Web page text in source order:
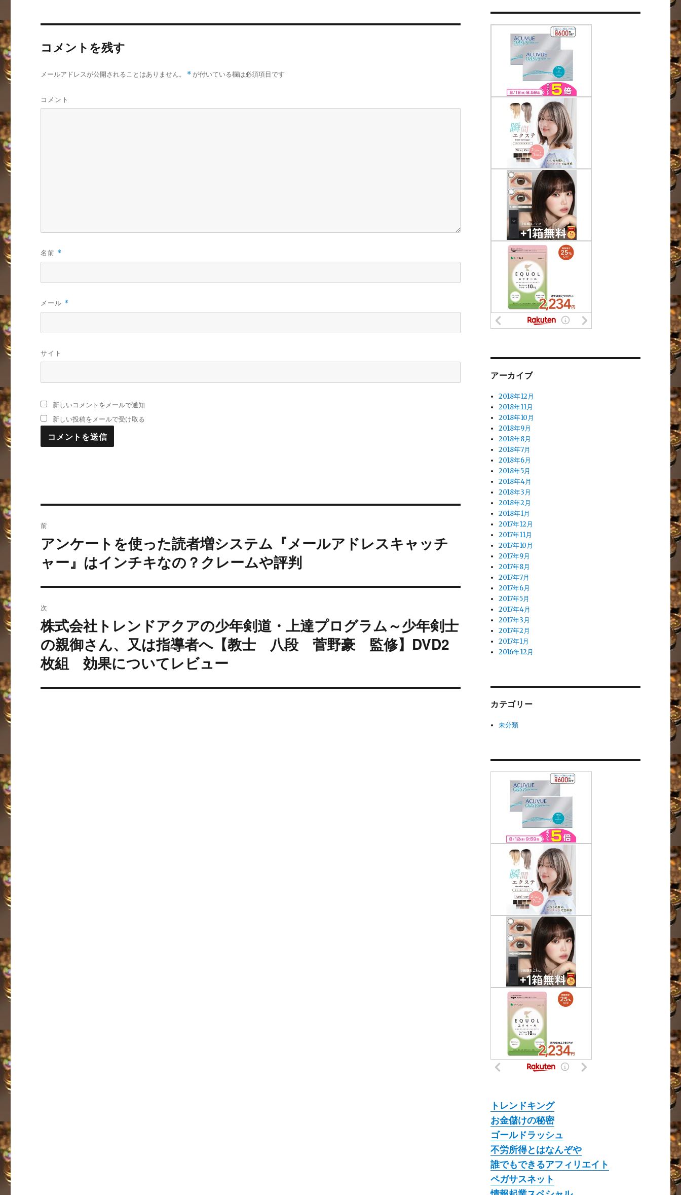
コメントを残す
メールアドレスが公開されることはありません。 * が付いている欄は必須項目です
コメント
名前 *
メール *
サイト
新しいコメントをメールで通知
新しい投稿をメールで受け取る
稿
ナ
ゲ
ー
シ
ョ
ン
前
過
の
投
アンケートを使った読者増システム『メールアドレスキャッチ
ャー』はインチキなの？クレームや評判
次
次
の
投
稿:
株式会社トレンドアクアの少年剣道・上達プログラム～少年剣士
の親御さん、又は指導者へ【教士 八段 菅野豪 監修】DVD2
枚組 効果についてレビュー
アーカイブ
2018年12月
2018年11月
2018年10月
2018年9月
2018年8月
2018年7月
2018年6月
2018年5月
2018年4月
2018年3月
2018年2月
2018年1月
2017年12月
2017年11月
2017年10月
2017年9月
2017年8月
2017年7月
2017年6月
2017年5月
2017年4月
2017年3月
2017年2月
2017年1月
2016年12月
カテゴリー
未分類
トレンドキング
お金儲けの秘密
ゴールドラッシュ
不労所得とはなんぞや
誰でもできるアフィリエイト
ペガサスネット